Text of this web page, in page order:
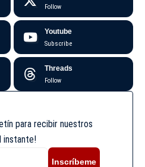
Follow
Youtube
Subscribe
Threads
Follow
para recibir nuestros
instante!
Inscríbeme